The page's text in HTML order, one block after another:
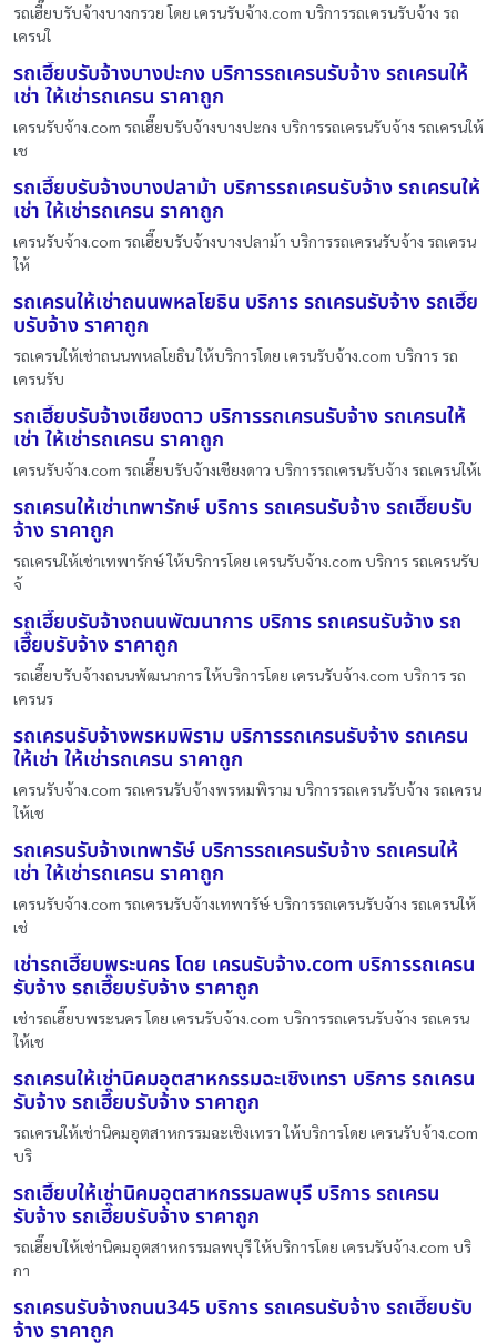
รถเฮี๊ยบรับจ้างบางกรวย โดย เครนรับจ้าง.com บริการรถเครนรับจ้าง รถ
เครนใ
รถเฮี๊ยบรับจ้างบางปะกง บริการรถเครนรับจ้าง รถเครนให้
เช่า ให้เช่ารถเครน ราคาถูก
เครนรับจ้าง.com รถเฮี๊ยบรับจ้างบางปะกง บริการรถเครนรับจ้าง รถเครนให้
เช
รถเฮี๊ยบรับจ้างบางปลาม้า บริการรถเครนรับจ้าง รถเครนให้
เช่า ให้เช่ารถเครน ราคาถูก
เครนรับจ้าง.com รถเฮี๊ยบรับจ้างบางปลาม้า บริการรถเครนรับจ้าง รถเครน
ให้
รถเครนให้เช่าถนนพหลโยธิน บริการ รถเครนรับจ้าง รถเฮี๊ย
บรับจ้าง ราคาถูก
รถเครนให้เช่าถนนพหลโยธิน ให้บริการโดย เครนรับจ้าง.com บริการ รถ
เครนรับ
รถเฮี๊ยบรับจ้างเชียงดาว บริการรถเครนรับจ้าง รถเครนให้
เช่า ให้เช่ารถเครน ราคาถูก
เครนรับจ้าง.com รถเฮี๊ยบรับจ้างเชียงดาว บริการรถเครนรับจ้าง รถเครนให้เ
รถเครนให้เช่าเทพารักษ์ บริการ รถเครนรับจ้าง รถเฮี๊ยบรับ
จ้าง ราคาถูก
รถเครนให้เช่าเทพารักษ์ ให้บริการโดย เครนรับจ้าง.com บริการ รถเครนรับ
จ้
รถเฮี๊ยบรับจ้างถนนพัฒนาการ บริการ รถเครนรับจ้าง รถ
เฮี๊ยบรับจ้าง ราคาถูก
รถเฮี๊ยบรับจ้างถนนพัฒนาการ ให้บริการโดย เครนรับจ้าง.com บริการ รถ
เครนร
รถเครนรับจ้างพรหมพิราม บริการรถเครนรับจ้าง รถเครน
ให้เช่า ให้เช่ารถเครน ราคาถูก
เครนรับจ้าง.com รถเครนรับจ้างพรหมพิราม บริการรถเครนรับจ้าง รถเครน
ให้เช
รถเครนรับจ้างเทพารัษ์ บริการรถเครนรับจ้าง รถเครนให้
เช่า ให้เช่ารถเครน ราคาถูก
เครนรับจ้าง.com รถเครนรับจ้างเทพารัษ์ บริการรถเครนรับจ้าง รถเครนให้
เช่
เช่ารถเฮี๊ยบพระนคร โดย เครนรับจ้าง.com บริการรถเครน
รับจ้าง รถเฮี๊ยบรับจ้าง ราคาถูก
เช่ารถเฮี๊ยบพระนคร โดย เครนรับจ้าง.com บริการรถเครนรับจ้าง รถเครน
ให้เช
รถเครนให้เช่านิคมอุตสาหกรรมฉะเชิงเทรา บริการ รถเครน
รับจ้าง รถเฮี๊ยบรับจ้าง ราคาถูก
รถเครนให้เช่านิคมอุตสาหกรรมฉะเชิงเทรา ให้บริการโดย เครนรับจ้าง.com
บริ
รถเฮี๊ยบให้เช่านิคมอุตสาหกรรมลพบุรี บริการ รถเครน
รับจ้าง รถเฮี๊ยบรับจ้าง ราคาถูก
รถเฮี๊ยบให้เช่านิคมอุตสาหกรรมลพบุรี ให้บริการโดย เครนรับจ้าง.com บริ
กา
รถเครนรับจ้างถนน345 บริการ รถเครนรับจ้าง รถเฮี๊ยบรับ
จ้าง ราคาถูก